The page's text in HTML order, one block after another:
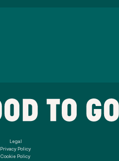
Legal
Privacy Policy
Cookie Policy